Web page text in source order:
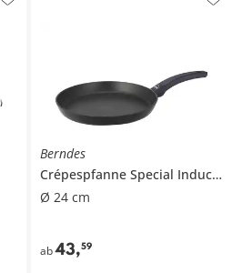
Berndes
Crépespfanne Special Induction
Ø 24 cm
ab43,59